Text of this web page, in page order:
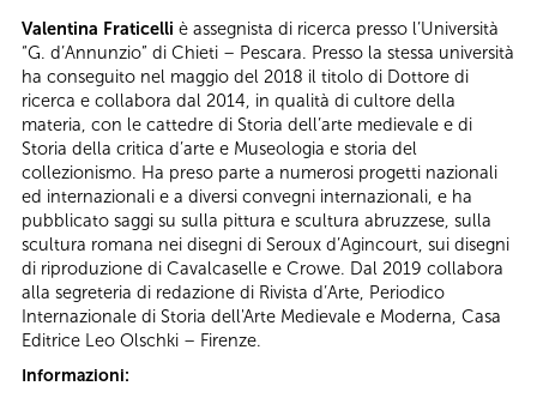
Valentina Fraticelli è assegnista di ricerca presso l’Università
“G. d’Annunzio” di Chieti – Pescara. Presso la stessa università
ha conseguito nel maggio del 2018 il titolo di Dottore di
ricerca e collabora dal 2014, in qualità di cultore della
materia, con le cattedre di Storia dell’arte medievale e di
Storia della critica d’arte e Museologia e storia del
collezionismo. Ha preso parte a numerosi progetti nazionali
ed internazionali e a diversi convegni internazionali, e ha
pubblicato saggi su sulla pittura e scultura abruzzese, sulla
scultura romana nei disegni di Seroux d’Agincourt, sui disegni
di riproduzione di Cavalcaselle e Crowe. Dal 2019 collabora
alla segreteria di redazione di Rivista d’Arte, Periodico
Internazionale di Storia dell'Arte Medievale e Moderna, Casa
Editrice Leo Olschki – Firenze.
Informazioni: